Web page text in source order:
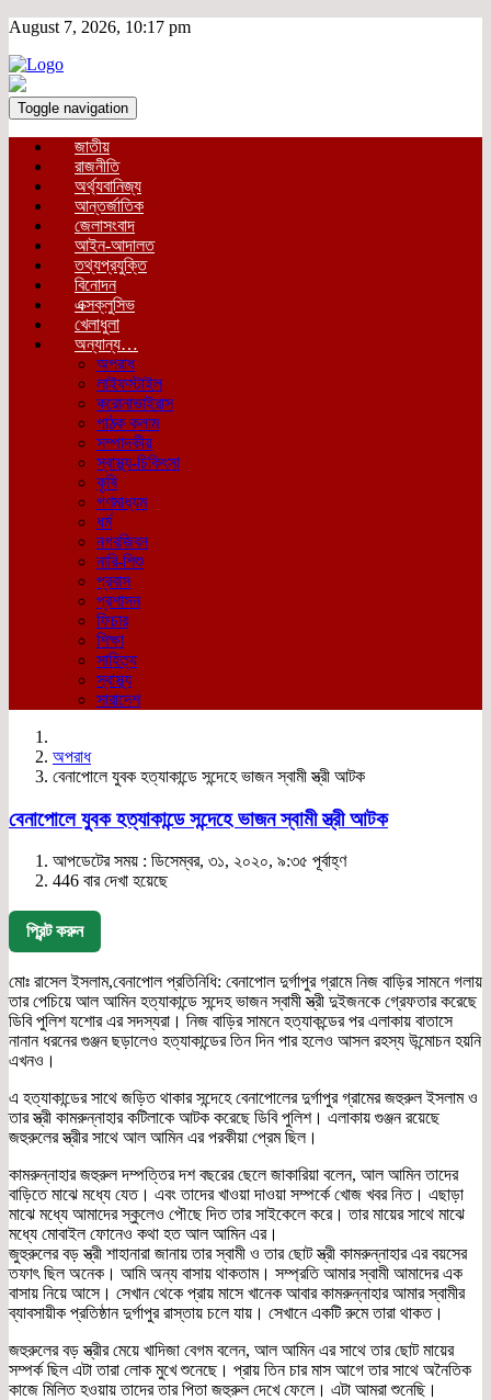
August 7, 2026, 10:17 pm
Toggle navigation
জাতীয়
রাজনীতি
অর্থ্যবানিজ্য
আন্তর্জাতিক
জেলাসংবাদ
আইন-আদালত
তথ্যপ্রযুক্তি
বিনোদন
এক্সক্লুসিভ
খেলাধুলা
অন্যান্য…
অপরাধ
লাইফস্টাইল
করোনাভাইরাস
পাঠক কলাম
সম্পাদকীয়
স্বাস্থ্য-চিকিৎসা
কৃষি
গণমাধ্যম
ধর্ম
নগরজিবন
নারি-শিশু
প্রবাস
প্রশাসন
ফিচার
শিক্ষা
সাহিত্য
স্বাস্থ্য
সারাদেশ
অপরাধ
বেনাপোলে যুবক হত্যাকান্ডে সন্দেহে ভাজন স্বামী স্ত্রী আটক
বেনাপোলে যুবক হত্যাকান্ডে সন্দেহে ভাজন স্বামী স্ত্রী আটক
আপডেটের সময় : ডিসেম্বর, ৩১, ২০২০, ৯:৩৫ পূর্বাহ্ণ
446 বার দেখা হয়েছে
প্রিন্ট করুন
মোঃ রাসেল ইসলাম,বেনাপোল প্রতিনিধি: বেনাপোল দুর্গাপুর গ্রামে নিজ বাড়ির সামনে গলায়
তার পেচিয়ে আল আমিন হত্যাকান্ডে সন্দেহ ভাজন স্বামী স্ত্রী দুইজনকে গ্রেফতার করেছে
ডিবি পুলিশ যশোর এর সদস্যরা। নিজ বাড়ির সামনে হত্যাকন্ডের পর এলাকায় বাতাসে
নানান ধরনের গুঞ্জন ছড়ালেও হত্যাকান্ডের তিন দিন পার হলেও আসল রহস্য উন্মোচন হয়নি
এখনও।
এ হত্যাকান্ডের সাথে জড়িত থাকার সন্দেহে বেনাপোলের দুর্গাপুর গ্রামের জহুরুল ইসলাম ও
তার স্ত্রী কামরুন্নাহার কটিলাকে আটক করেছে ডিবি পুলিশ। এলাকায় গুঞ্জন রয়েছে
জহুরুলের স্ত্রীর সাথে আল আমিন এর পরকীয়া প্রেম ছিল।
কামরুন্নাহার জহুরুল দম্পত্তির দশ বছরের ছেলে জাকারিয়া বলেন, আল আমিন তাদের
বাড়িতে মাঝে মধ্যে যেত। এবং তাদের খাওয়া দাওয়া সম্পর্কে খোজ খবর নিত। এছাড়া
মাঝে মধ্যে আমাদের স্কুলেও পৌছে দিত তার সাইকেলে করে। তার মায়ের সাথে মাঝে
মধ্যে মোবাইল ফোনেও কথা হত আল আমিন এর।
জুহুরুলের বড় স্ত্রী শাহানারা জানায় তার স্বামী ও তার ছোট স্ত্রী কামরুন্নাহার এর বয়সের
তফাৎ ছিল অনেক। আমি অন্য বাসায় থাকতাম। সম্প্রতি আমার স্বামী আমাদের এক
বাসায় নিয়ে আসে। সেখান থেকে প্রায় মাসে খানেক আবার কামরুন্নাহার আমার স্বামীর
ব্যাবসায়ীক প্রতিষ্ঠান দুর্গাপুর রাস্তায় চলে যায়। সেখানে একটি রুমে তারা থাকত।
জহুরুলের বড় স্ত্রীর মেয়ে খাদিজা বেগম বলেন, আল আমিন এর সাথে তার ছোট মায়ের
সম্পর্ক ছিল এটা তারা লোক মুখে শুনেছে। প্রায় তিন চার মাস আগে তার সাথে অনৈতিক
কাজে মিলিত হওয়ায় তাদের তার পিতা জহুরুল দেখে ফেলে। এটা আমরা শুনেছি।